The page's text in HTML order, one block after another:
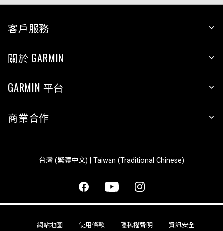
客戶服務
關於 GARMIN
GARMIN 平台
商業合作
台灣 (繁體中文) | Taiwan (Traditional Chinese)
網站地圖 使用條款 隱私權聲明 資訊安全